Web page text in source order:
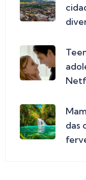
das